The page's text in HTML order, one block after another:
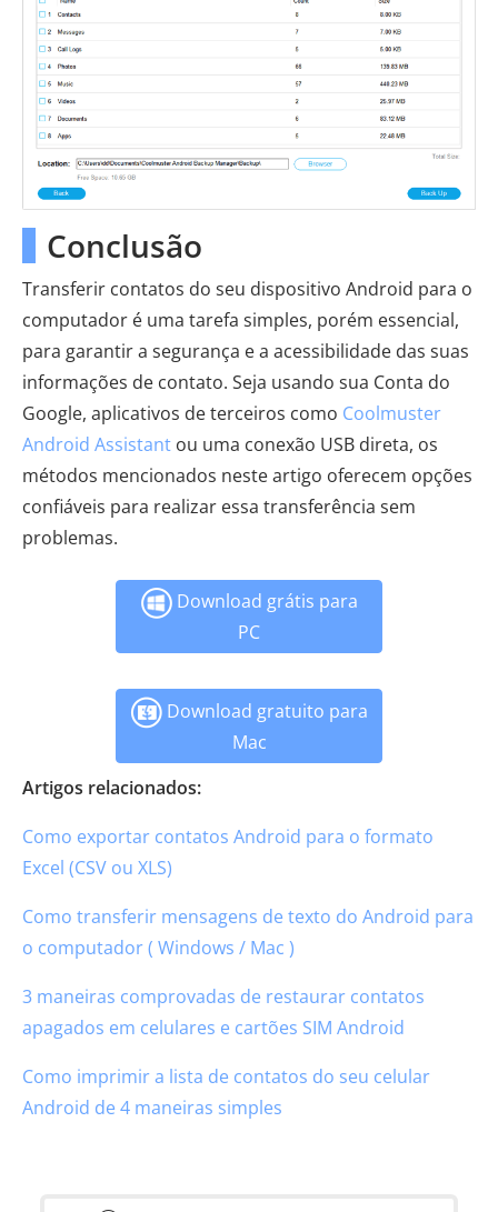
Conclusão
Transferir contatos do seu dispositivo Android para o
computador é uma tarefa simples, porém essencial,
para garantir a segurança e a acessibilidade das suas
informações de contato. Seja usando sua Conta do
Google, aplicativos de terceiros como Coolmuster
Android Assistant ou uma conexão USB direta, os
métodos mencionados neste artigo oferecem opções
confiáveis ​​para realizar essa transferência sem
problemas.
Download grátis para
PC
Download gratuito para
Mac
Artigos relacionados:
Como exportar contatos Android para o formato
Excel (CSV ou XLS)
Como transferir mensagens de texto do Android para
o computador ( Windows / Mac )
3 maneiras comprovadas de restaurar contatos
apagados em celulares e cartões SIM Android
Como imprimir a lista de contatos do seu celular
Android de 4 maneiras simples